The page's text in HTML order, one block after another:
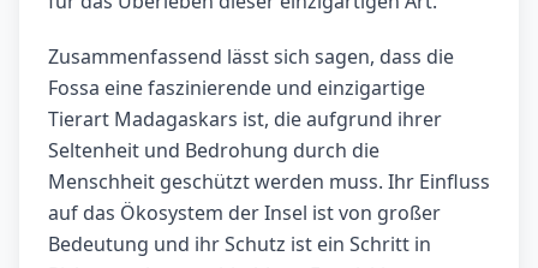
Zusammenfassend lässt sich sagen, dass die
Fossa eine faszinierende und einzigartige
Tierart Madagaskars ist, die aufgrund ihrer
Seltenheit und Bedrohung durch die
Menschheit geschützt werden muss. Ihr Einfluss
auf das Ökosystem der Insel ist von großer
Bedeutung und ihr Schutz ist ein Schritt in